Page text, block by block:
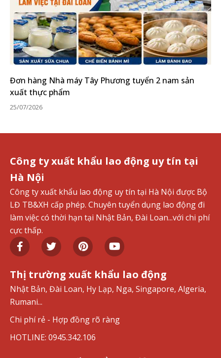
Đơn hàng Nhà máy Tây Phương tuyển 2 nam sản
xuất thực phẩm
25/07/2026
Công ty xuất khẩu lao động uy tín tại
Hà Nội
Công ty xuất khẩu lao động uy tín tại Hà Nội được Bộ
LĐ TB&XH cấp phép. Chuyên tuyển dụng lao động đi
làm việc có thời hạn tại Nhật Bản, Đài Loan...với chi phí
cực thấp.
Thị trường xuất khẩu lao động
Nhật Bản, Đài Loan, Hy Lạp, Nga, Singapore, Algeria,
Rumani...
Chi phí rẻ - Hợp đồng rõ ràng
HOTLINE: 0945.342.106